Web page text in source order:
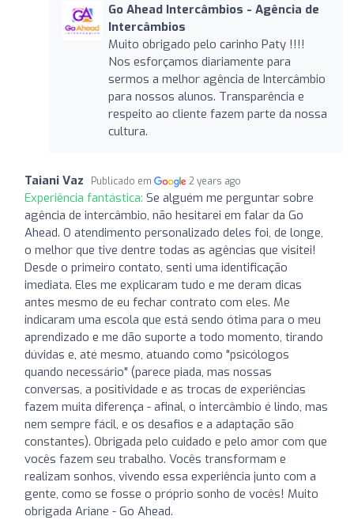
Go Ahead Intercâmbios - Agência de
Intercâmbios
Muito obrigado pelo carinho Paty !!!!
Nos esforçamos diariamente para
sermos a melhor agência de Intercâmbio
para nossos alunos. Transparência e
respeito ao cliente fazem parte da nossa
cultura.
Taiani Vaz Publicado em 2 years ago
Experiência fantástica: Se alguém me perguntar sobre
agência de intercâmbio, não hesitarei em falar da Go
Ahead. O atendimento personalizado deles foi, de longe,
o melhor que tive dentre todas as agências que visitei!
Desde o primeiro contato, senti uma identificação
imediata. Eles me explicaram tudo e me deram dicas
antes mesmo de eu fechar contrato com eles. Me
indicaram uma escola que está sendo ótima para o meu
aprendizado e me dão suporte a todo momento, tirando
dúvidas e, até mesmo, atuando como "psicólogos
quando necessário" (parece piada, mas nossas
conversas, a positividade e as trocas de experiências
fazem muita diferença - afinal, o intercâmbio é lindo, mas
nem sempre fácil, e os desafios e a adaptação são
constantes). Obrigada pelo cuidado e pelo amor com que
vocês fazem seu trabalho. Vocês transformam e
realizam sonhos, vivendo essa experiência junto com a
gente, como se fosse o próprio sonho de vocês! Muito
obrigada Ariane - Go Ahead.